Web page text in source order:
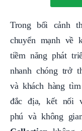
Trong bối cảnh
chuyển mạnh về
tiềm năng phát
nhanh chóng trở
và khách hàng
đắc địa, kết nối
phú và không